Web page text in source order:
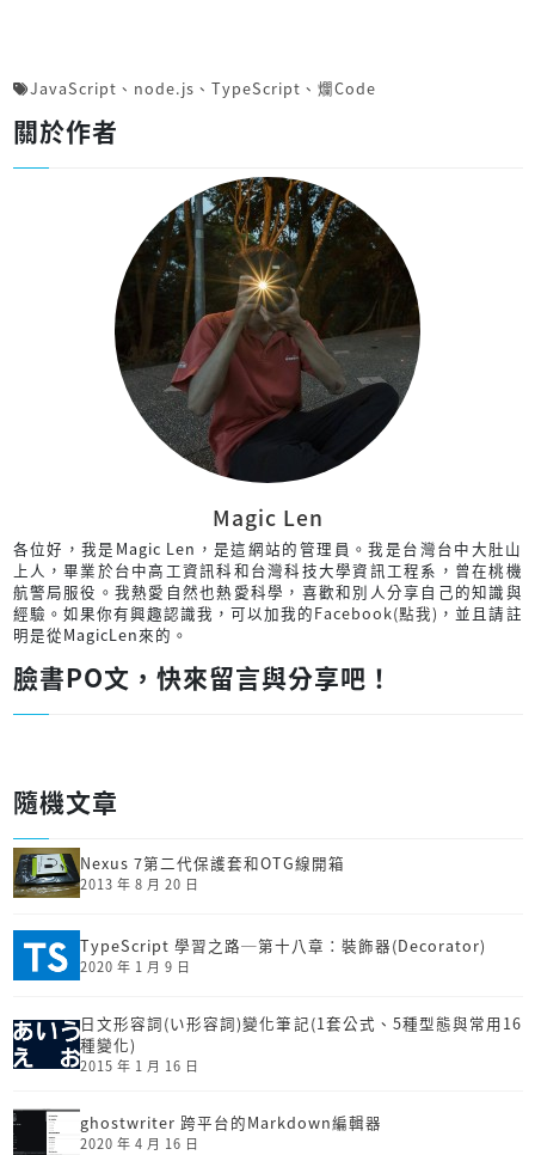
JavaScript 、 node.js 、 TypeScript 、 爛Code
關於作者
Magic Len
各位好，我是Magic Len，是這網站的管理員。我是台灣台中大肚山
上人，畢業於台中高工資訊科和台灣科技大學資訊工程系，曾在桃機
航警局服役。我熱愛自然也熱愛科學，喜歡和別人分享自己的知識與
經驗。如果你有興趣認識我，可以加我的Facebook(點我) ，並且請註
明是從MagicLen來的。
臉書PO文，快來留言與分享吧！
隨機文章
Nexus 7第二代保護套和OTG線開箱
2013 年 8 月 20 日
TypeScript 學習之路─第十八章：裝飾器(Decorator)
2020 年 1 月 9 日
日文形容詞(い形容詞)變化筆記(1套公式、5種型態與常用16
種變化)
2015 年 1 月 16 日
ghostwriter 跨平台的Markdown編輯器
2020 年 4 月 16 日